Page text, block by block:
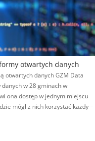
otwartych danych
otwartych danych GZM Data
w 28 gminach w
ona dostęp w jednym miejscu
mógł z nich korzystać każdy –